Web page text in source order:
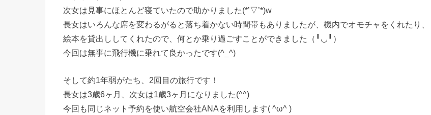
次女は見事にほとんど寝ていたので助かりました(*’▽’*)w
長女はいろんな席を変わるがると落ち着かない時間帯もありましたが、機内でオモチャをくれたり、
絵本を貸出ししてくれたので、何とか乗り過ごすことができました（╹◡╹）
今回は無事に飛行機に乗れて良かったです(^_^)
そして約1年弱がたち、2回目の旅行です！
長女は3歳6ヶ月、次女は1歳3ヶ月になりました(^^)
今回も同じネット予約を使い航空会社ANAを利用します( ^ω^ )